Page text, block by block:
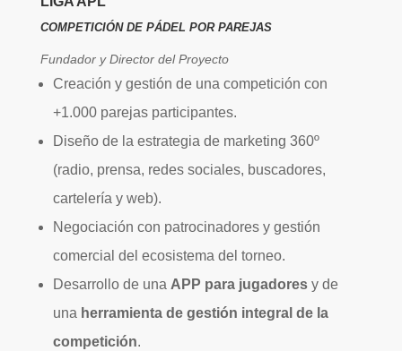
COMPETICIÓN DE PÁDEL POR PAREJAS
Fundador y Director del Proyecto
Creación y gestión de una competición con
+1.000 parejas participantes.
Diseño de la estrategia de marketing 360º
(radio, prensa, redes sociales, buscadores,
cartelería y web).
Negociación con patrocinadores y gestión
comercial del ecosistema del torneo.
Desarrollo de una APP para jugadoresy de
una herramienta de gestión integral de la
competición.